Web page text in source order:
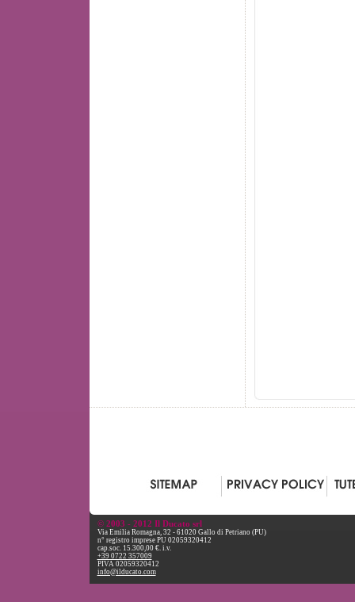
© 2003 - 2012 Il Ducato srl
Via Emilia Romagna, 32 - 61020 Gallo di Petriano (PU)
n° registro imprese PU 02059320412
cap.soc. 15.300,00 €. i.v.
+39 0722 357009
PIVA 02059320412
info@ilducato.com